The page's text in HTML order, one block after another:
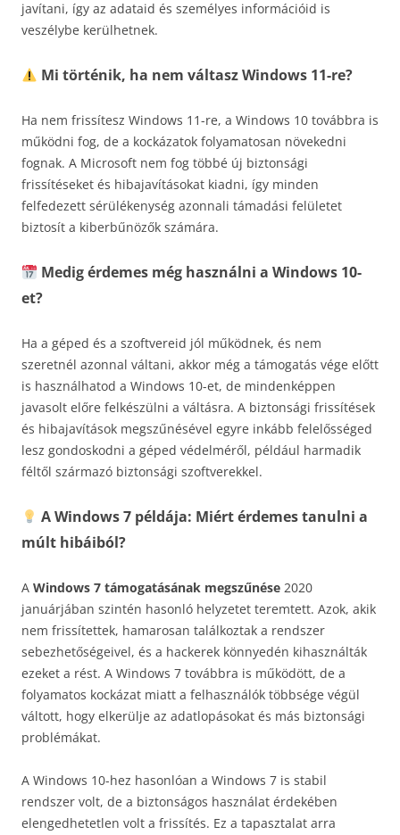
javítani, így az adataid és személyes információid is
veszélybe kerülhetnek.
Mi történik, ha nem váltasz Windows 11-re?
Ha nem frissítesz Windows 11-re, a Windows 10 továbbra is
működni fog, de a kockázatok folyamatosan növekedni
fognak. A Microsoft nem fog többé új biztonsági
frissítéseket és hibajavításokat kiadni, így minden
felfedezett sérülékenység azonnali támadási felületet
biztosít a kiberbűnözők számára.
Medig érdemes még használni a Windows 10-
et?
Ha a géped és a szoftvereid jól működnek, és nem
szeretnél azonnal váltani, akkor még a támogatás vége előtt
is használhatod a Windows 10-et, de mindenképpen
javasolt előre felkészülni a váltásra. A biztonsági frissítések
és hibajavítások megszűnésével egyre inkább felelősséged
lesz gondoskodni a géped védelméről, például harmadik
féltől származó biztonsági szoftverekkel.
A Windows 7 példája: Miért érdemes tanulni a
múlt hibáiból?
A Windows 7 támogatásának megszűnése 2020
januárjában szintén hasonló helyzetet teremtett. Azok, akik
nem frissítettek, hamarosan találkoztak a rendszer
sebezhetőségeivel, és a hackerek könnyedén kihasználták
ezeket a rést. A Windows 7 továbbra is működött, de a
folyamatos kockázat miatt a felhasználók többsége végül
váltott, hogy elkerülje az adatlopásokat és más biztonsági
problémákat.
A Windows 10-hez hasonlóan a Windows 7 is stabil
rendszer volt, de a biztonságos használat érdekében
elengedhetetlen volt a frissítés. Ez a tapasztalat arra